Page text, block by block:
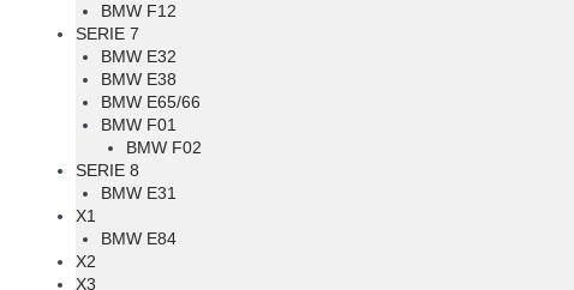
BMW F12
SERIE 7
BMW E32
BMW E38
BMW E65/66
BMW F01
BMW F02
SERIE 8
BMW E31
X1
BMW E84
X2
X3